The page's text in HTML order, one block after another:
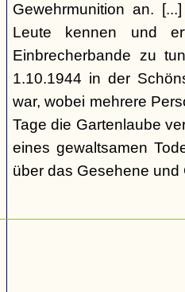
Gewehrmunition an.
Leute kennen und
Einbrecherbande zu
1.10.1944 in der
war, wobei mehrere
Tage die Gartenlaube
eines gewaltsamen
über das Gesehene